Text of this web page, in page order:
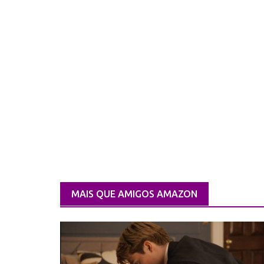
MAIS QUE AMIGOS AMAZON